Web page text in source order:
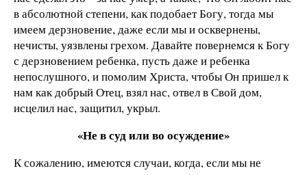
в абсолютной степени, как подобает Богу, тогда мы
имеем дерзновение, даже если мы и осквернены,
нечисты, уязвлены грехом. Давайте повернемся к Богу
с дерзновением ребенка, пусть даже и ребенка
непослушного, и помолим Христа, чтобы Он пришел к
нам как добрый Отец, взял нас, отвел в Свой дом,
исцелил нас, защитил, укрыл.
«Не в суд или во осуждение»
К сожалению, имеются случаи, когда, если мы не